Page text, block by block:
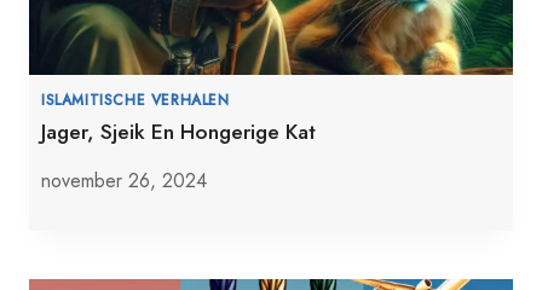
ISLAMITISCHE VERHALEN
Jager, Sjeik En Hongerige Kat
november 26, 2024